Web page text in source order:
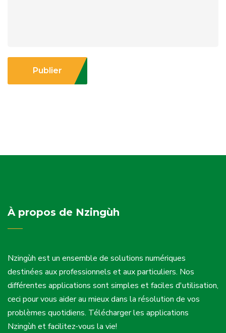
Publier
À propos de Nzingùh
Nzingùh est un ensemble de solutions numériques
destinées aux professionnels et aux particuliers. Nos
différentes applications sont simples et faciles d'utilisation,
ceci pour vous aider au mieux dans la résolution de vos
problèmes quotidiens. Télécharger les applications
Nzingùh et facilitez-vous la vie!